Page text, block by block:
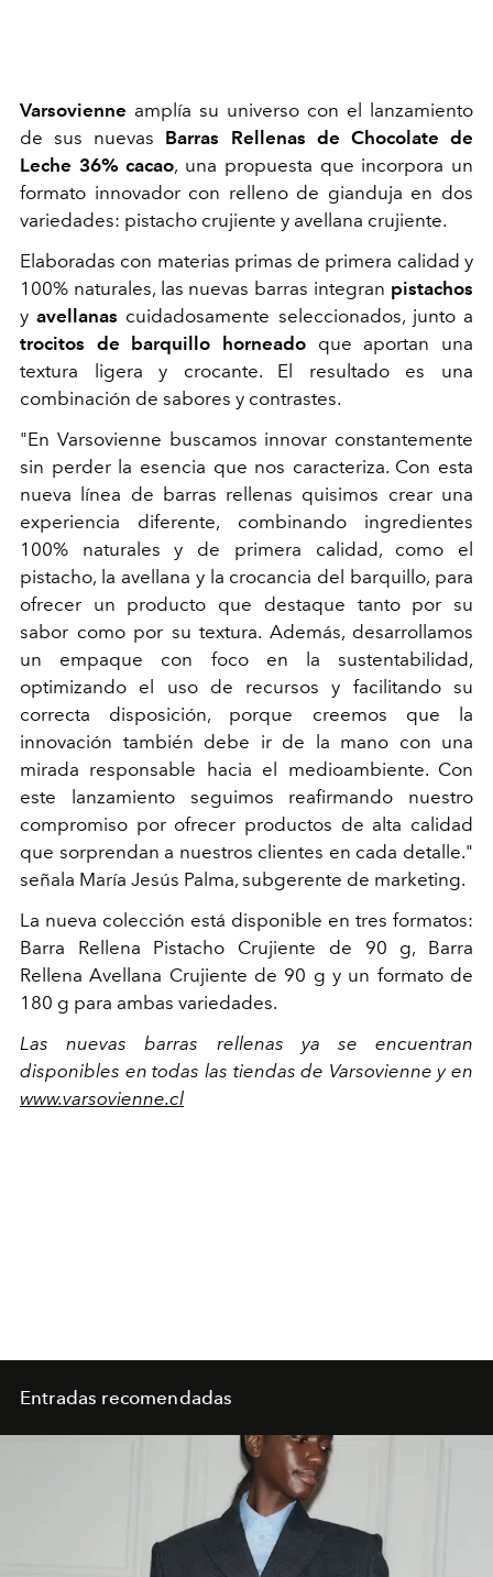
Varsovienne amplía su universo con el lanzamiento
de sus nuevas Barras Rellenas de Chocolate de
Leche 36% cacao, una propuesta que incorpora un
formato innovador con relleno de gianduja en dos
variedades: pistacho crujiente y avellana crujiente.
Elaboradas con materias primas de primera calidad y
100% naturales, las nuevas barras integran pistachos
yavellanas cuidadosamente seleccionados, junto a
trocitos de barquillo horneado que aportan una
textura ligera y crocante. El resultado es una
combinación de sabores y contrastes.
"En Varsovienne buscamos innovar constantemente
sin perder la esencia que nos caracteriza. Con esta
nueva línea de barras rellenas quisimos crear una
experiencia diferente, combinando ingredientes
100% naturales y de primera calidad, como el
pistacho, la avellana y la crocancia del barquillo, para
ofrecer un producto que destaque tanto por su
sabor como por su textura. Además, desarrollamos
un empaque con foco en la sustentabilidad,
optimizando el uso de recursos y facilitando su
correcta disposición, porque creemos que la
innovación también debe ir de la mano con una
mirada responsable hacia el medioambiente. Con
este lanzamiento seguimos reafirmando nuestro
compromiso por ofrecer productos de alta calidad
que sorprendan a nuestros clientes en cada detalle."
señala María Jesús Palma, subgerente de marketing.
La nueva colección está disponible en tres formatos:
Barra Rellena Pistacho Crujiente de 90 g, Barra
Rellena Avellana Crujiente de 90 g y un formato de
180 g para ambas variedades.
Las nuevas barras rellenas ya se encuentran
disponibles en todas las tiendas de Varsovienne y en
www.varsovienne.cl
Entradas recomendadas